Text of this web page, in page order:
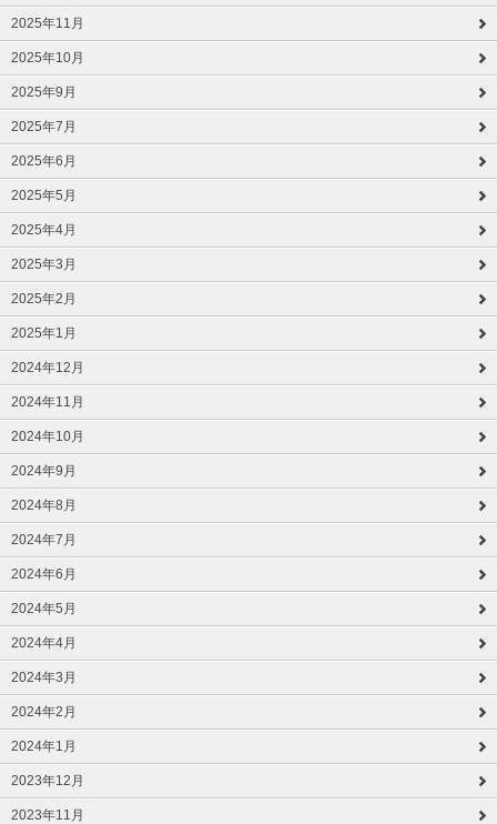
2025年11月
2025年10月
2025年9月
2025年7月
2025年6月
2025年5月
2025年4月
2025年3月
2025年2月
2025年1月
2024年12月
2024年11月
2024年10月
2024年9月
2024年8月
2024年7月
2024年6月
2024年5月
2024年4月
2024年3月
2024年2月
2024年1月
2023年12月
2023年11月